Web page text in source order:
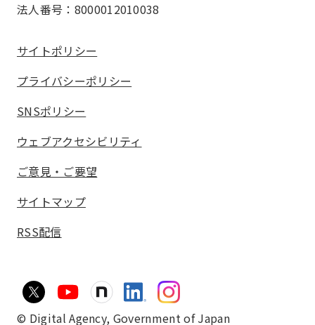
法人番号：8000012010038
サイトポリシー
プライバシーポリシー
SNSポリシー
ウェブアクセシビリティ
ご意見・ご要望
サイトマップ
RSS配信
© Digital Agency, Government of Japan